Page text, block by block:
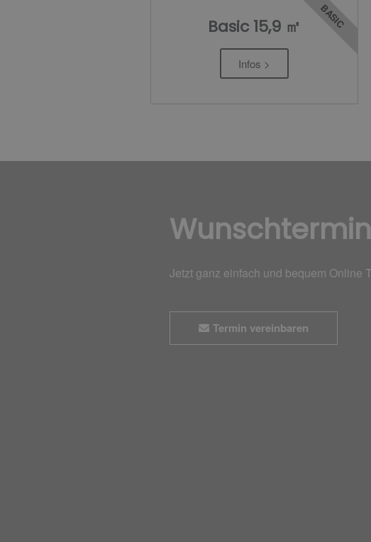
Basic 15,9 ㎡
Infos >
BASIC
Wunschtermin
Jetzt ganz einfach und bequem Online
Termin vereinbaren